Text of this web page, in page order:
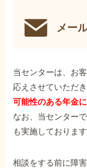
メー
当センターは、お
応えさせていただ
可能性のある年金
なお、当センター
も実施しております
相談をする前に障